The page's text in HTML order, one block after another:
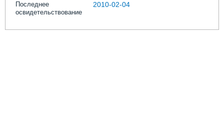
Последнее
освидетельствование
2010-02-04